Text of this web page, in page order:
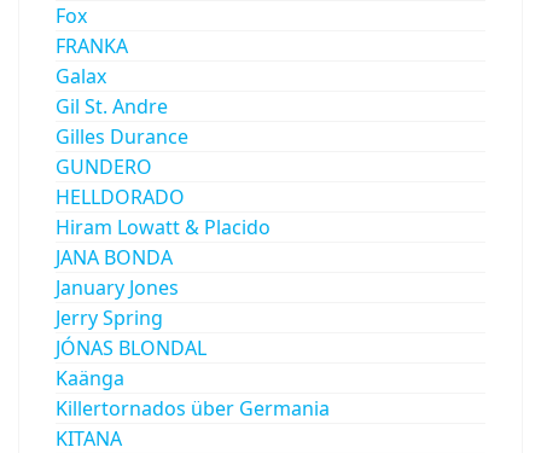
Fox
FRANKA
Galax
Gil St. Andre
Gilles Durance
GUNDERO
HELLDORADO
Hiram Lowatt & Placido
JANA BONDA
January Jones
Jerry Spring
JÓNAS BLONDAL
Kaänga
Killertornados über Germania
KITANA